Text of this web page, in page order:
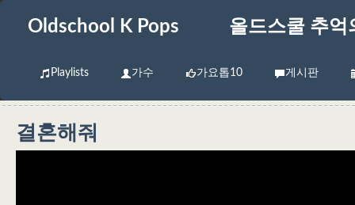
Oldschool K Pops 올드스쿨 추억
Playlists 가수 가요톱10 게시판
결혼해줘